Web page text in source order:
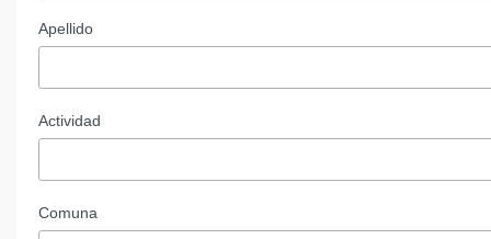
Apellido
Actividad
Comuna